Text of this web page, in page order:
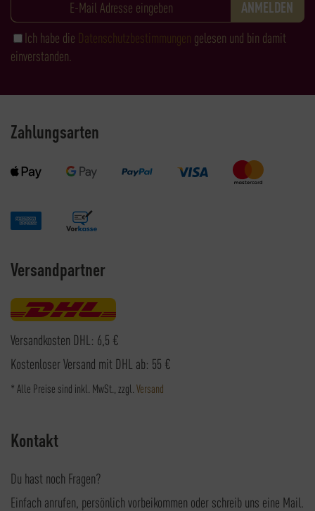
Ich habe die Datenschutzbestimmungen gelesen und bin damit
einverstanden.
Zahlungsarten
Versandpartner
Versandkosten DHL: 6,5 €
Kostenloser Versand mit DHL ab: 55 €
* Alle Preise sind inkl. MwSt., zzgl. Versand
Kontakt
Du hast noch Fragen?
Einfach anrufen, persönlich vorbeikommen oder schreib uns eine Mail.